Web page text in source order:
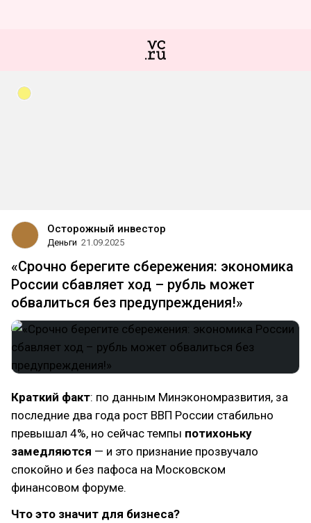
Осторожный инвестор
Деньги 21.09.2025
«Срочно берегите сбережения: экономика
России сбавляет ход – рубль может
обвалиться без предупреждения!»
Краткий факт: по данным Минэкономразвития, за
последние два года рост ВВП России стабильно
превышал 4%, но сейчас темпы потихоньку
замедляются — и это признание прозвучало
спокойно и без пафоса на Московском
финансовом форуме.
Что это значит для бизнеса?